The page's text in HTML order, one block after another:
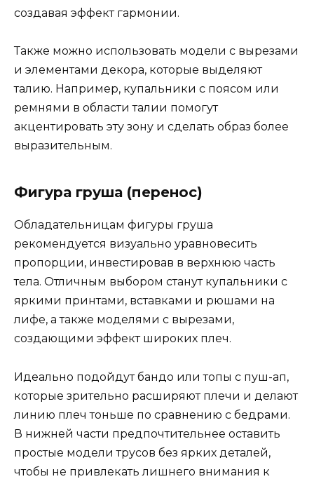
создавая эффект гармонии.
Также можно использовать модели с вырезами
и элементами декора, которые выделяют
талию. Например, купальники с поясом или
ремнями в области талии помогут
акцентировать эту зону и сделать образ более
выразительным.
Фигура груша (перенос)
Обладательницам фигуры груша
рекомендуется визуально уравновесить
пропорции, инвестировав в верхнюю часть
тела. Отличным выбором станут купальники с
яркими принтами, вставками и рюшами на
лифе, а также моделями с вырезами,
создающими эффект широких плеч.
Идеально подойдут бандо или топы с пуш-ап,
которые зрительно расширяют плечи и делают
линию плеч тоньше по сравнению с бедрами.
В нижней части предпочтительнее оставить
простые модели трусов без ярких деталей,
чтобы не привлекать лишнего внимания к